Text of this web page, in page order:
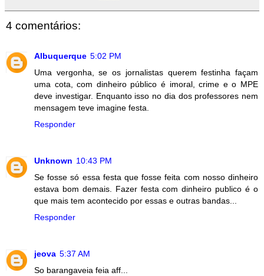
4 comentários:
Albuquerque 5:02 PM
Uma vergonha, se os jornalistas querem festinha façam
uma cota, com dinheiro público é imoral, crime e o MPE
deve investigar. Enquanto isso no dia dos professores nem
mensagem teve imagine festa.
Responder
Unknown 10:43 PM
Se fosse só essa festa que fosse feita com nosso dinheiro
estava bom demais. Fazer festa com dinheiro publico é o
que mais tem acontecido por essas e outras bandas...
Responder
jeova 5:37 AM
So barangaveia feia aff...